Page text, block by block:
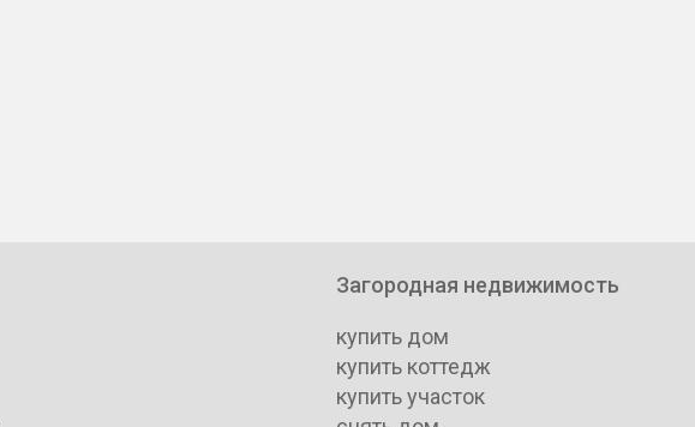
Загородная недвижимость
купить дом
купить коттедж
купить участок